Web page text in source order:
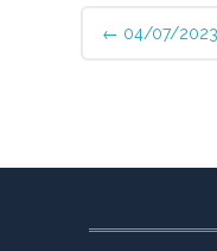
Post
← 04/07/